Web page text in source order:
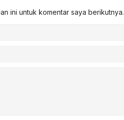
ini untuk komentar saya berikutnya.